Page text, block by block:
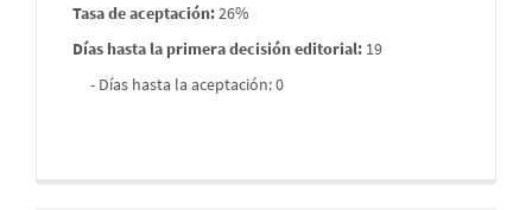
Tasa de aceptación:26%
Días hasta la primera decisión editorial: 19
- Días hasta la aceptación: 0